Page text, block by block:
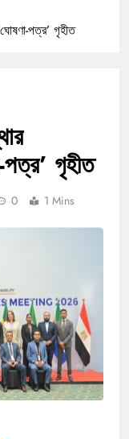
পত্র’ গৃহীত
পত্র’ গৃহীত
0 1 Mins